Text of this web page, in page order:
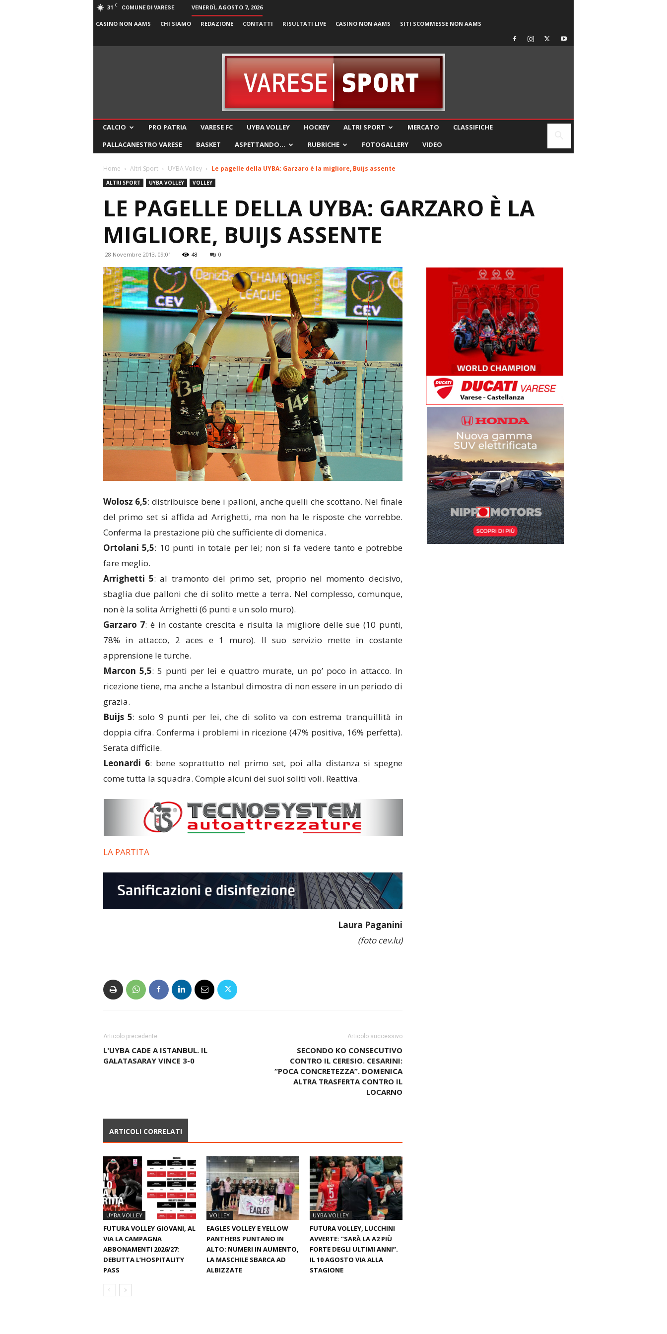
31 C COMUNE DI VARESE VENERDÌ, AGOSTO 7, 2026
CASINO NON AAMS CHI SIAMO REDAZIONE CONTATTI RISULTATI LIVE CASINO NON AAMS SITI SCOMMESSE NON AAMS
CALCIO PRO PATRIA VARESE FC UYBA VOLLEY HOCKEY ALTRI SPORT MERCATO
CLASSIFICHE
PALLACANESTRO VARESE
BASKET ASPETTANDO… RUBRICHE FOTOGALLERY VIDEO
Home Altri Sport UYBA Volley Le pagelle della UYBA: Garzaro è la migliore, Buijs assente
ALTRI SPORT UYBA VOLLEY VOLLEY
LE PAGELLE DELLA UYBA: GARZARO È LA
MIGLIORE, BUIJS ASSENTE
28 Novembre 2013, 09:01 48 0
Wolosz 6,5: distribuisce bene i palloni, anche quelli che scottano. Nel finale
del primo set si affida ad Arrighetti, ma non ha le risposte che vorrebbe.
Conferma la prestazione più che sufficiente di domenica.
Ortolani 5,5: 10 punti in totale per lei; non si fa vedere tanto e potrebbe
fare meglio.
Arrighetti 5: al tramonto del primo set, proprio nel momento decisivo,
sbaglia due palloni che di solito mette a terra. Nel complesso, comunque,
non è la solita Arrighetti (6 punti e un solo muro).
Garzaro 7: è in costante crescita e risulta la migliore delle sue (10 punti,
78% in attacco, 2 aces e 1 muro). Il suo servizio mette in costante
apprensione le turche.
Marcon 5,5: 5 punti per lei e quattro murate, un po’ poco in attacco. In
ricezione tiene, ma anche a Istanbul dimostra di non essere in un periodo di
grazia.
Buijs 5: solo 9 punti per lei, che di solito va con estrema tranquillità in
doppia cifra. Conferma i problemi in ricezione (47% positiva, 16% perfetta).
Serata difficile.
Leonardi 6: bene soprattutto nel primo set, poi alla distanza si spegne
come tutta la squadra. Compie alcuni dei suoi soliti voli. Reattiva.
LA PARTITA
Laura Paganini
(foto cev.lu)
Articolo precedente
L'UYBA CADE A ISTANBUL. IL
GALATASARAY VINCE 3-0
Articolo successivo
SECONDO KO CONSECUTIVO
CONTRO IL CERESIO. CESARINI:
“POCA CONCRETEZZA”. DOMENICA
ALTRA TRASFERTA CONTRO IL
LOCARNO
ARTICOLI CORRELATI
UYBA VOLLEY
FUTURA VOLLEY GIOVANI, AL
VIA LA CAMPAGNA
ABBONAMENTI 2026/27:
DEBUTTA L’HOSPITALITY
PASS
VOLLEY
EAGLES VOLLEY E YELLOW
PANTHERS PUNTANO IN
ALTO: NUMERI IN AUMENTO,
LA MASCHILE SBARCA AD
ALBIZZATE
UYBA VOLLEY
FUTURA VOLLEY, LUCCHINI
AVVERTE: “SARÀ LA A2 PIÙ
FORTE DEGLI ULTIMI ANNI”.
IL 10 AGOSTO VIA ALLA
STAGIONE